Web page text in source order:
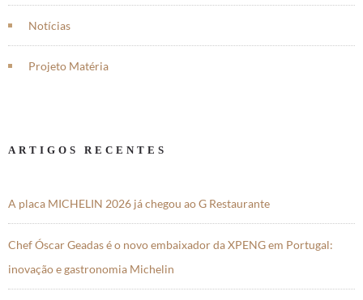
Notícias
Projeto Matéria
ARTIGOS RECENTES
A placa MICHELIN 2026 já chegou ao G Restaurante
Chef Óscar Geadas é o novo embaixador da XPENG em Portugal:
inovação e gastronomia Michelin